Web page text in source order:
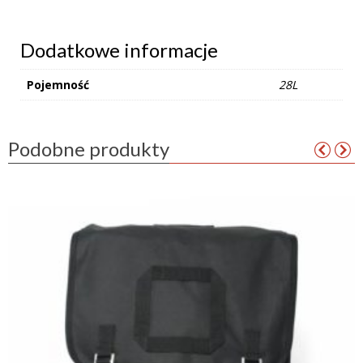
Dodatkowe informacje
Pojemność 28L
Podobne produkty